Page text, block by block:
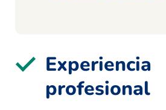
Experiencia
profesional